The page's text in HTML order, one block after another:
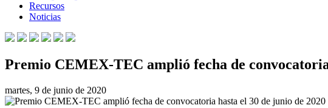
Recursos
Noticias
Premio CEMEX-TEC amplió fecha de
martes, 9 de junio de 2020